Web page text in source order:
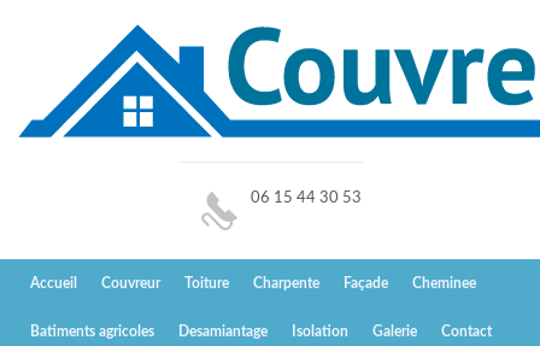
06 15 44 30 53
Accueil Couvreur Toiture Charpente Façade Cheminee
Batiments agricoles Desamiantage Isolation Galerie Contact